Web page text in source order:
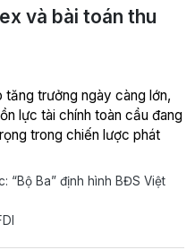
và bài toán thu
tăng trưởng ngày càng lớn,
lực tài chính toàn cầu đang
trong chiến lược phát
“Bộ Ba” định hình BĐS Việt